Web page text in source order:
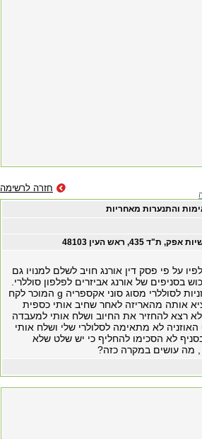
חזרה לרשימה
והתנערות מאחריות
על פי פסק דין אורנג חויב לשלם למנויו גם
של אורנג אביזרים לפלפון סוללרי.
נכנסתי לסניף בקניון חולון וביקשתי אוזניות לסוללרי מסוג סוני אקספריה g המוכר לקח
אותה מהאריזה לאחר שחיב אותי כספית
רצא להחזיר את החיוב ושלח אותי למעבדה
לא מתאימה לסלולרי שלי ושלח אותי
לא הסכימו להחליף כי יש שלט שלא
, מה עושים במקרה כזה?